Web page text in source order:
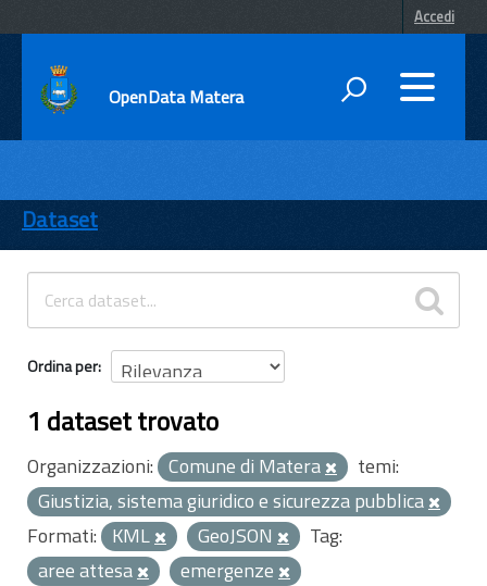
Accedi
OpenData Matera
ENTI
TEMI
INFORMAZIONI
Dataset
Ordina per
1 dataset trovato
Organizzazioni: Comune di Matera
temi:
Giustizia, sistema giuridico e sicurezza pubblica
Formati: KML GeoJSON
Tag:
aree attesa
emergenze